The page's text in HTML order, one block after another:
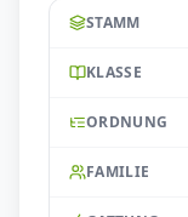
STAMM
KLASSE
ORDNUNG
FAMILIE